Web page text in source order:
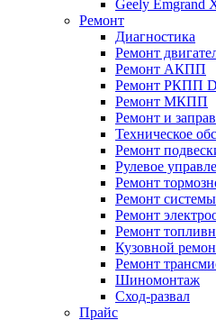
Geely Emgrand
Ремонт
Диагностика
Ремонт
Ремонт АКПП
Ремонт РКПП
Ремонт МКПП
Ремонт и
Техническое
Ремонт
Рулевое
Ремонт
Ремонт
Ремонт
Ремонт
Кузовной
Ремонт
Шиномонтаж
Сход-развал
Прайс